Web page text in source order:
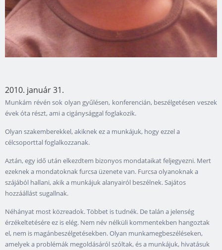
2010. január 31.
Munkám révén sok olyan gyűlésen, konferencián, beszélgetésen veszek
évek óta részt, ami a cigánysággal foglakozik.
Olyan szakemberekkel, akiknek ez a munkájuk, hogy ezzel a
célcsoporttal foglalkozzanak.
Aztán, egy idő után elkezdtem bizonyos mondataikat feljegyezni. Mert
ezeknek a mondatoknak furcsa üzenete van. Furcsa olyanoknak a
szájából hallani, akik a munkájuk alanyairól beszélnek. Sajátos
hozzáállást sugallnak.
Néhányat most közreadok. Többet is tudnék. De talán a jelenség
érzékeltetésére ez is elég. Nem név nélküli kommentekben hangoztak
el, nem is magánbeszélgetésekben. Olyan munkamegbeszéléseken,
amelyek a problémák megoldásáról szóltak, és a munkájuk, hivatásuk